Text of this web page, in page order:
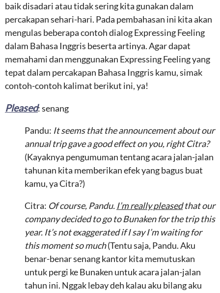
baik disadari atau tidak sering kita gunakan dalam
percakapan sehari-hari. Pada pembahasan ini kita akan
mengulas beberapa contoh dialog Expressing Feeling
dalam Bahasa Inggris beserta artinya. Agar dapat
memahami dan menggunakan Expressing Feeling yang
tepat dalam percakapan Bahasa Inggris kamu, simak
contoh-contoh kalimat berikut ini, ya!
Pleased: senang
Pandu: It seems that the announcement about our
annual trip gave a good effect on you, right Citra?
(Kayaknya pengumuman tentang acara jalan-jalan
tahunan kita memberikan efek yang bagus buat
kamu, ya Citra?)
Citra: Of course, Pandu. I’m really pleasedthat our
company decided to go to Bunaken for the trip this
year. It’s not exaggerated if I say I’m waiting for
this moment so much(Tentu saja, Pandu. Aku
benar-benar senang kantor kita memutuskan
untuk pergi ke Bunaken untuk acara jalan-jalan
tahun ini. Nggak lebay deh kalau aku bilang aku